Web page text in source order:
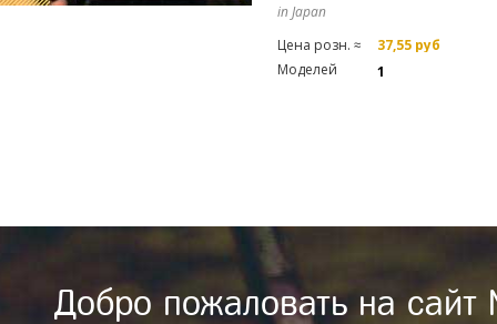
in Japan
Цена розн. ≈
37,55 руб
Моделей
1
Добро пожаловать на сайт